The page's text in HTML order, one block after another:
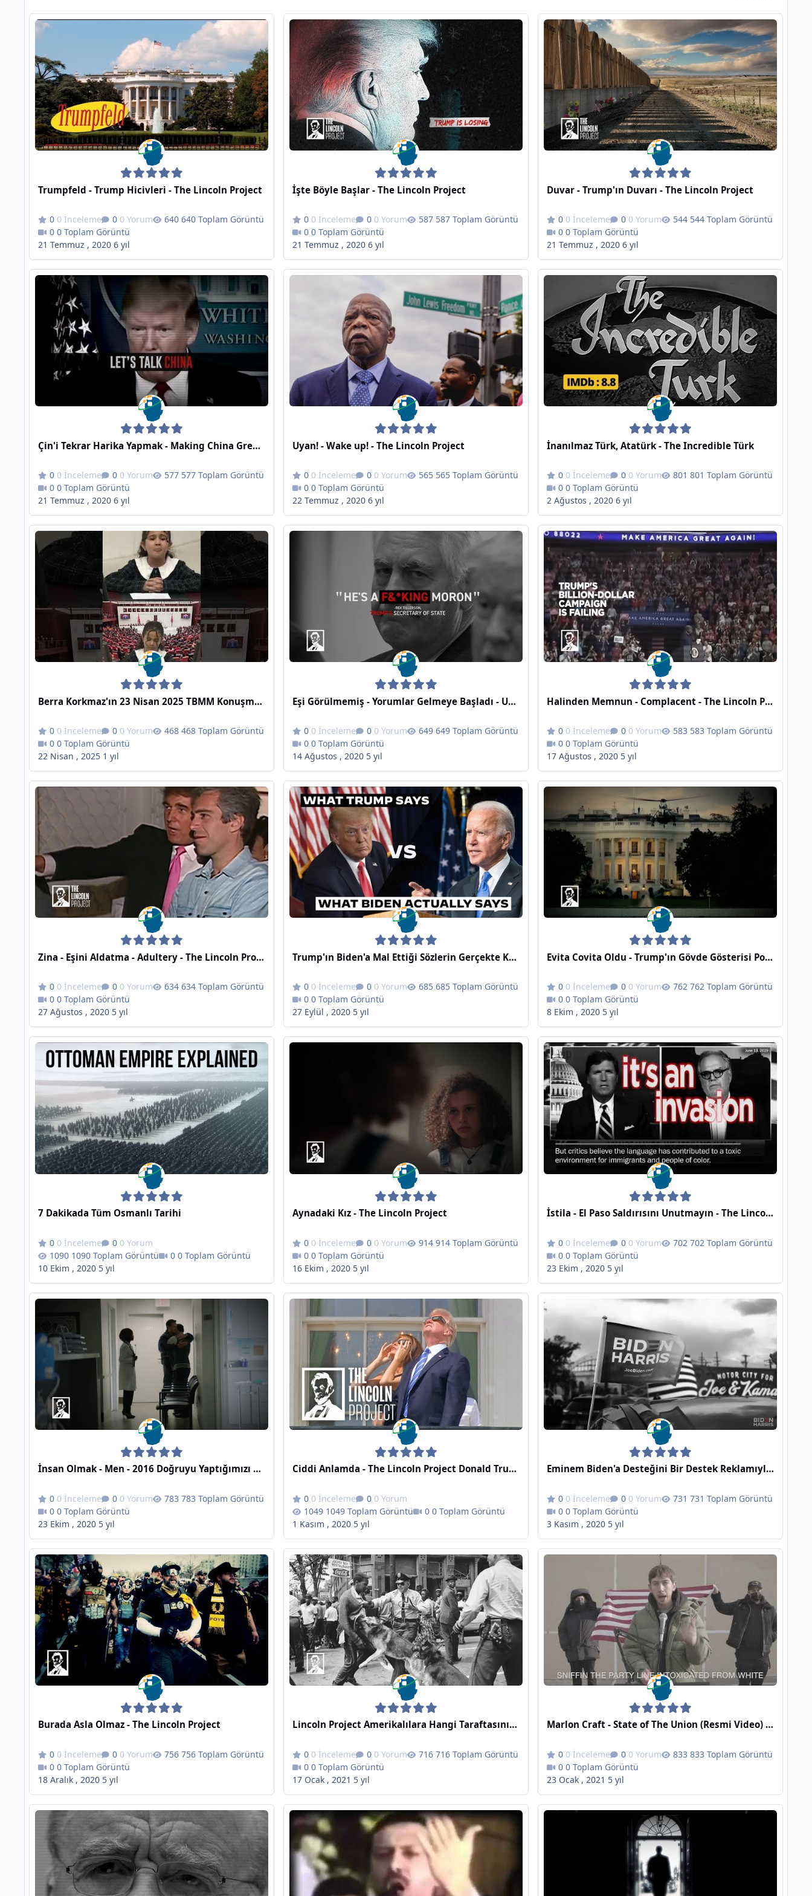
Trumpfeld - Trump Hicivleri - The Lincoln Project
0 İnceleme 0 Yorum
640 Toplam Görüntü
0 Toplam Görüntü
21 Temmuz , 2020 6 yıl
İşte Böyle Başlar - The Lincoln Project
0 İnceleme 0 Yorum
587 Toplam Görüntü
0 Toplam Görüntü
21 Temmuz , 2020 6 yıl
Duvar - Trump'ın Duvarı - The Lincoln Project
0 İnceleme 0 Yorum
544 Toplam Görüntü
0 Toplam Görüntü
21 Temmuz , 2020 6 yıl
Çin'i Tekrar Harika Yapmak - Making China Great Again - The Lincoln Project
0 İnceleme 0 Yorum
577 Toplam Görüntü
0 Toplam Görüntü
21 Temmuz , 2020 6 yıl
Uyan! - Wake up! - The Lincoln Project
0 İnceleme 0 Yorum
565 Toplam Görüntü
0 Toplam Görüntü
22 Temmuz , 2020 6 yıl
İnanılmaz Türk, Atatürk - The Incredible Türk
0 İnceleme 0 Yorum
801 Toplam Görüntü
0 Toplam Görüntü
2 Ağustos , 2020 6 yıl
Berra Korkmaz'ın 23 Nisan 2025 TBMM Konuşması - 'egemenlik kayıtsız şartsız milletindir'
0 İnceleme 0 Yorum
468 Toplam Görüntü
0 Toplam Görüntü
22 Nisan , 2025 1 yıl
Eşi Görülmemiş - Yorumlar Gelmeye Başladı - Unprecedented - The Lincoln Project
0 İnceleme 0 Yorum
649 Toplam Görüntü
0 Toplam Görüntü
14 Ağustos , 2020 5 yıl
Halinden Memnun - Complacent - The Lincoln Project
0 İnceleme 0 Yorum
583 Toplam Görüntü
0 Toplam Görüntü
17 Ağustos , 2020 5 yıl
Zina - Eşini Aldatma - Adultery - The Lincoln Project
0 İnceleme 0 Yorum
634 Toplam Görüntü
0 Toplam Görüntü
27 Ağustos , 2020 5 yıl
Trump'ın Biden'a Mal Ettiği Sözlerin Gerçekte Karşılıkları
0 İnceleme 0 Yorum
685 Toplam Görüntü
0 Toplam Görüntü
27 Eylül , 2020 5 yıl
Evita Covita Oldu - Trump'ın Gövde Gösterisi Politik Komediye Konu Oldu
0 İnceleme 0 Yorum
762 Toplam Görüntü
0 Toplam Görüntü
8 Ekim , 2020 5 yıl
7 Dakikada Tüm Osmanlı Tarihi
0 İnceleme
0 Yorum
1090 Toplam Görüntü
0 Toplam Görüntü
10 Ekim , 2020 5 yıl
Aynadaki Kız - The Lincoln Project
0 İnceleme 0 Yorum
914 Toplam Görüntü
0 Toplam Görüntü
16 Ekim , 2020 5 yıl
İstila - El Paso Saldırısını Unutmayın - The Lincoln Project
0 İnceleme 0 Yorum
702 Toplam Görüntü
0 Toplam Görüntü
23 Ekim , 2020 5 yıl
İnsan Olmak - Men - 2016 Doğruyu Yaptığımızı Sanıyordu - Sam Elliot - The Lincoln Project
0 İnceleme 0 Yorum
783 Toplam Görüntü
0 Toplam Görüntü
23 Ekim , 2020 5 yıl
Ciddi Anlamda - The Lincoln Project Donald Trump'la Dalga Geçti - Seriously
0 İnceleme
0 Yorum
1049 Toplam Görüntü
0 Toplam Görüntü
1 Kasım , 2020 5 yıl
Eminem Biden'a Desteğini Bir Destek Reklamıyla Açıkladı: Lose Yourself
0 İnceleme 0 Yorum
731 Toplam Görüntü
0 Toplam Görüntü
3 Kasım , 2020 5 yıl
Burada Asla Olmaz - The Lincoln Project
0 İnceleme 0 Yorum
756 Toplam Görüntü
0 Toplam Görüntü
18 Aralık , 2020 5 yıl
Lincoln Project Amerikalılara Hangi Taraftasınız Diye Sordu: Irkçılık mı Yoksa Amerika Tarafında mı?
0 İnceleme 0 Yorum
716 Toplam Görüntü
0 Toplam Görüntü
17 Ocak , 2021 5 yıl
Marlon Craft - State of The Union (Resmi Video) Capitol isyanından önce beyazların üstünlüğü hakkındaki tüyler ürpertici uyarıyı görün - Armageddon
0 İnceleme 0 Yorum
833 Toplam Görüntü
0 Toplam Görüntü
23 Ocak , 2021 5 yıl